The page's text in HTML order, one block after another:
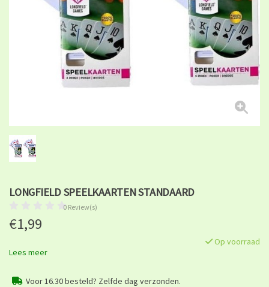
LONGFIELD SPEELKAARTEN STANDAARD
0 Review(s)
€1,99
Op voorraad
Lees meer
Voor 16.30 besteld? Zelfde dag verzonden.